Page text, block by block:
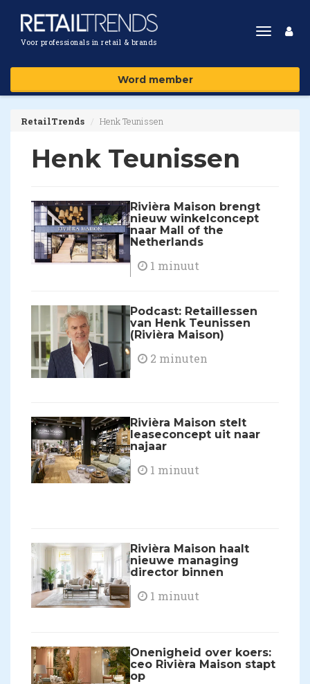
Voor professionals in retail & brands
Toggle
Word member
RetailTrends Henk Teunissen
Henk Teunissen
Rivièra Maison brengt
nieuw winkelconcept
naar Mall of the
Netherlands
1 minuut
Podcast: Retaillessen
van Henk Teunissen
(Rivièra Maison)
2 minuten
Rivièra Maison stelt
leaseconcept uit naar
najaar
1 minuut
Rivièra Maison haalt
nieuwe managing
director binnen
1 minuut
Onenigheid over koers:
ceo Rivièra Maison stapt
op